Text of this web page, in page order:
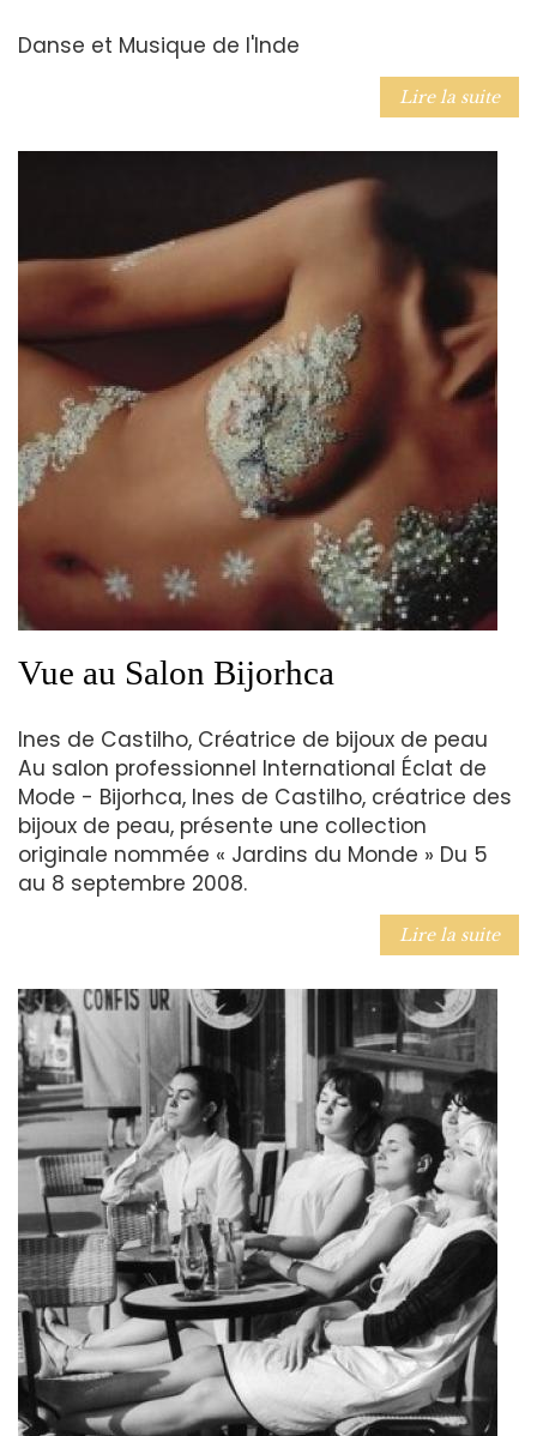
Danse et Musique de l'Inde
Lire la suite
Vue au Salon Bijorhca
Ines de Castilho, Créatrice de bijoux de peau
Au salon professionnel International Éclat de
Mode - Bijorhca, Ines de Castilho, créatrice des
bijoux de peau, présente une collection
originale nommée « Jardins du Monde » Du 5
au 8 septembre 2008.
Lire la suite